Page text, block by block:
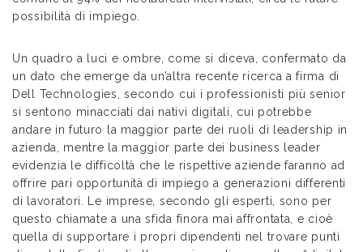
possibilità di impiego.
Un quadro a luci e ombre, come si diceva, confermato da
un dato che emerge da un’altra recente ricerca a firma di
Dell Technologies, secondo cui i professionisti più senior
si sentono minacciati dai nativi digitali, cui potrebbe
andare in futuro la maggior parte dei ruoli di leadership in
azienda, mentre la maggior parte dei business leader
evidenzia le difficoltà che le rispettive aziende faranno ad
offrire pari opportunità di impiego a generazioni differenti
di lavoratori. Le imprese, secondo gli esperti, sono per
questo chiamate a una sfida finora mai affrontata, e cioè
quella di supportare i propri dipendenti nel trovare punti